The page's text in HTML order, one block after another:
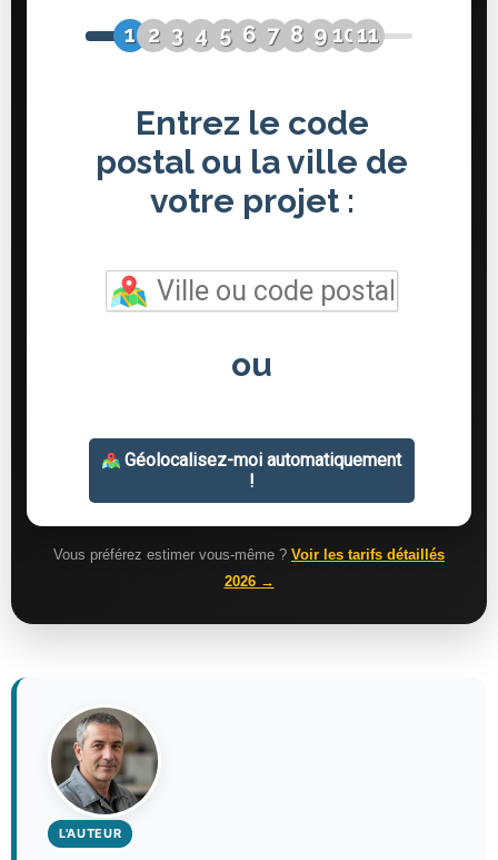
Vous préférez estimer vous-même ? Voir les tarifs détaillés
2026 →
L'AUTEUR